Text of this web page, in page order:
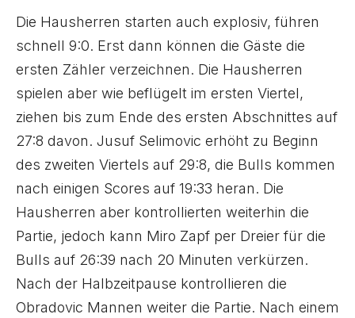
Die Hausherren starten auch explosiv, führen
schnell 9:0. Erst dann können die Gäste die
ersten Zähler verzeichnen. Die Hausherren
spielen aber wie beflügelt im ersten Viertel,
ziehen bis zum Ende des ersten Abschnittes auf
27:8 davon. Jusuf Selimovic erhöht zu Beginn
des zweiten Viertels auf 29:8, die Bulls kommen
nach einigen Scores auf 19:33 heran. Die
Hausherren aber kontrollierten weiterhin die
Partie, jedoch kann Miro Zapf per Dreier für die
Bulls auf 26:39 nach 20 Minuten verkürzen.
Nach der Halbzeitpause kontrollieren die
Obradovic Mannen weiter die Partie. Nach einem